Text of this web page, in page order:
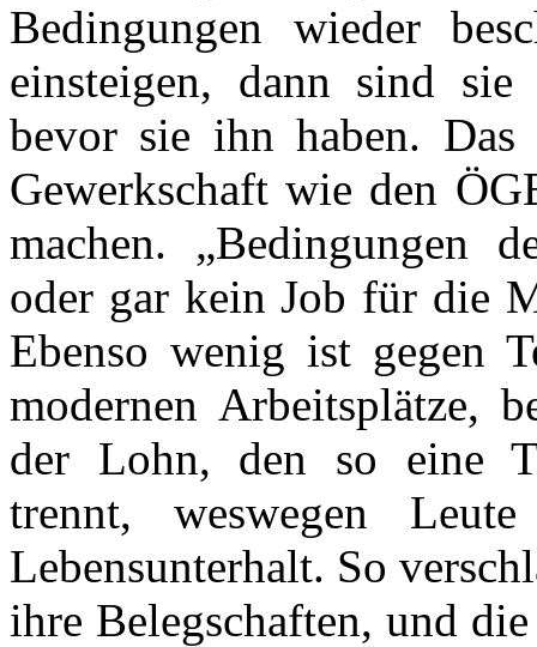
Bedingungen wieder
einsteigen, dann sind
bevor sie ihn haben.
Gewerkschaft wie den
machen. „Bedingungen
oder gar kein Job für die
Ebenso wenig ist gegen
modernen Arbeitsplätze,
der Lohn, den so eine
trennt, weswegen
Lebensunterhalt. So
ihre Belegschaften, und